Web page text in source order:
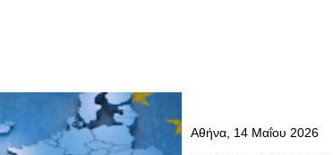
Αθήνα, 14 Μαΐου 2026